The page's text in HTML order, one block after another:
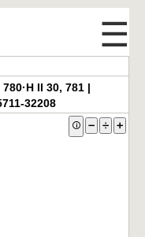
☰
II 30, 781 |
32208